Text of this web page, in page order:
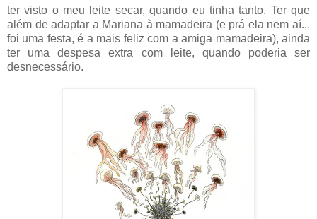
ter visto o meu leite secar, quando eu tinha tanto. Ter que
além de adaptar a Mariana à mamadeira (e prá ela nem aí...
foi uma festa, é a mais feliz com a amiga mamadeira), ainda
ter uma despesa extra com leite, quando poderia ser
desnecessário.